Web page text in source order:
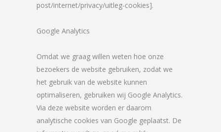
post/internet/privacy/uitleg-cookies].
Google Analytics
Omdat we graag willen weten hoe onze
bezoekers de website gebruiken, zodat we
het gebruik van de website kunnen
optimaliseren, gebruiken wij Google Analytics.
Via deze website worden er daarom
analytische cookies van Google geplaatst. De